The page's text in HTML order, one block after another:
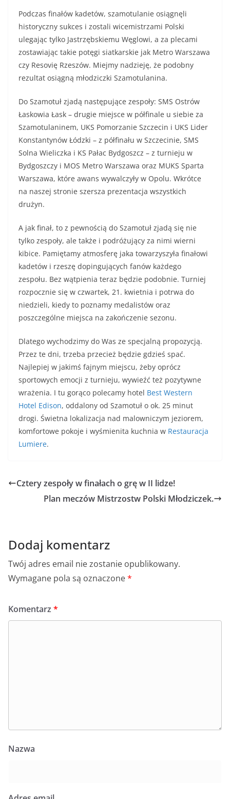
Podczas finałów kadetów, szamotulanie osiągnęli
historyczny sukces i zostali wicemistrzami Polski
ulegając tylko Jastrzębskiemu Węglowi, a za plecami
zostawiając takie potęgi siatkarskie jak Metro Warszawa
czy Resovię Rzeszów. Miejmy nadzieję, że podobny
rezultat osiągną młodziczki Szamotulanina.
Do Szamotuł zjadą następujące zespoły: SMS Ostrów
Łaskowia Łask – drugie miejsce w półfinale u siebie za
Szamotulaninem, UKS Pomorzanie Szczecin i UKS Lider
Konstantynów Łódzki – z półfinału w Szczecinie, SMS
Solna Wieliczka i KS Pałac Bydgoszcz – z turnieju w
Bydgoszczy i MOS Metro Warszawa oraz MUKS Sparta
Warszawa, które awans wywalczyły w Opolu. Wkrótce
na naszej stronie szersza prezentacja wszystkich
drużyn.
A jak finał, to z pewnością do Szamotuł zjadą się nie
tylko zespoły, ale także i podróżujący za nimi wierni
kibice. Pamiętamy atmosferę jaka towarzyszyła finałowi
kadetów i rzeszę dopingujących fanów każdego
zespołu. Bez wątpienia teraz będzie podobnie. Turniej
rozpocznie się w czwartek, 21. kwietnia i potrwa do
niedzieli, kiedy to poznamy medalistów oraz
poszczególne miejsca na zakończenie sezonu.
Dlatego wychodzimy do Was ze specjalną propozycją.
Przez te dni, trzeba przecież będzie gdzieś spać.
Najlepiej w jakimś fajnym miejscu, żeby oprócz
sportowych emocji z turnieju, wywieźć też pozytywne
wrażenia. I tu gorąco polecamy hotel Best Western
Hotel Edison, oddalony od Szamotuł o ok. 25 minut
drogi. Świetna lokalizacja nad malowniczym jeziorem,
komfortowe pokoje i wyśmienita kuchnia w Restauracja
Lumiere.
Cztery zespoły w finałach o grę w II lidze!
Plan meczów Mistrzostw Polski Młodziczek.
Dodaj komentarz
Twój adres email nie zostanie opublikowany.
Wymagane pola są oznaczone*
Komentarz *
Nazwa